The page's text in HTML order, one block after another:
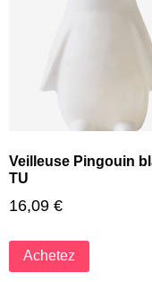
Veilleuse Pingouin
TU
16,09 €
Achetez